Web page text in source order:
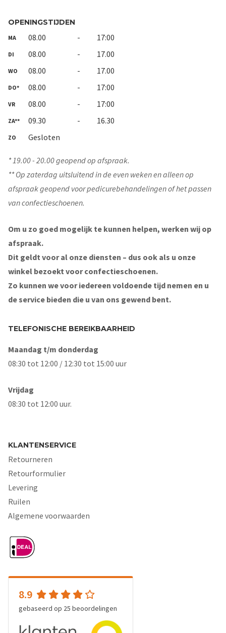
OPENINGSTIJDEN
MA 08.00 - 17:00
DI 08.00 - 17.00
WO 08.00 - 17.00
DO* 08.00 - 17:00
VR 08.00 - 17:00
ZA** 09.30 - 16.30
ZO Gesloten
* 19.00 - 20.00 geopend op afspraak.
** Op zaterdag uitsluitend in de even weken en alleen op
afspraak geopend voor pedicurebehandelingen of het passen
van confectieschoenen.
Om u zo goed mogelijk te kunnen helpen, werken wij op
afspraak.
Dit geldt voor al onze diensten – dus ook als u onze
winkel bezoekt voor confectieschoenen.
Zo kunnen we voor iedereen voldoende tijd nemen en u
de service bieden die u van ons gewend bent.
TELEFONISCHE BEREIKBAARHEID
Maandag t/m donderdag
08:30 tot 12:00 / 12:30 tot 15:00 uur
Vrijdag
08:30 tot 12:00 uur.
KLANTENSERVICE
Retourneren
Retourformulier
Levering
Ruilen
Algemene voorwaarden
8.9
gebaseerd op 25 beoordelingen